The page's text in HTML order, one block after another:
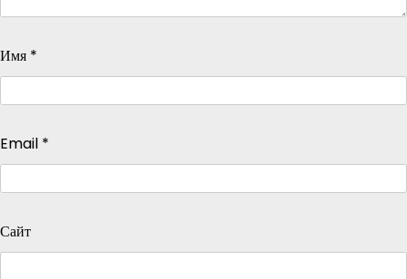
Имя *
Email *
Сайт